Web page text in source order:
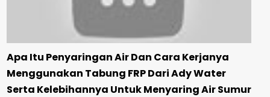
Apa Itu Penyaringan Air Dan Cara Kerjanya
Menggunakan Tabung FRP Dari Ady Water
Serta Kelebihannya Untuk Menyaring Air Sumur